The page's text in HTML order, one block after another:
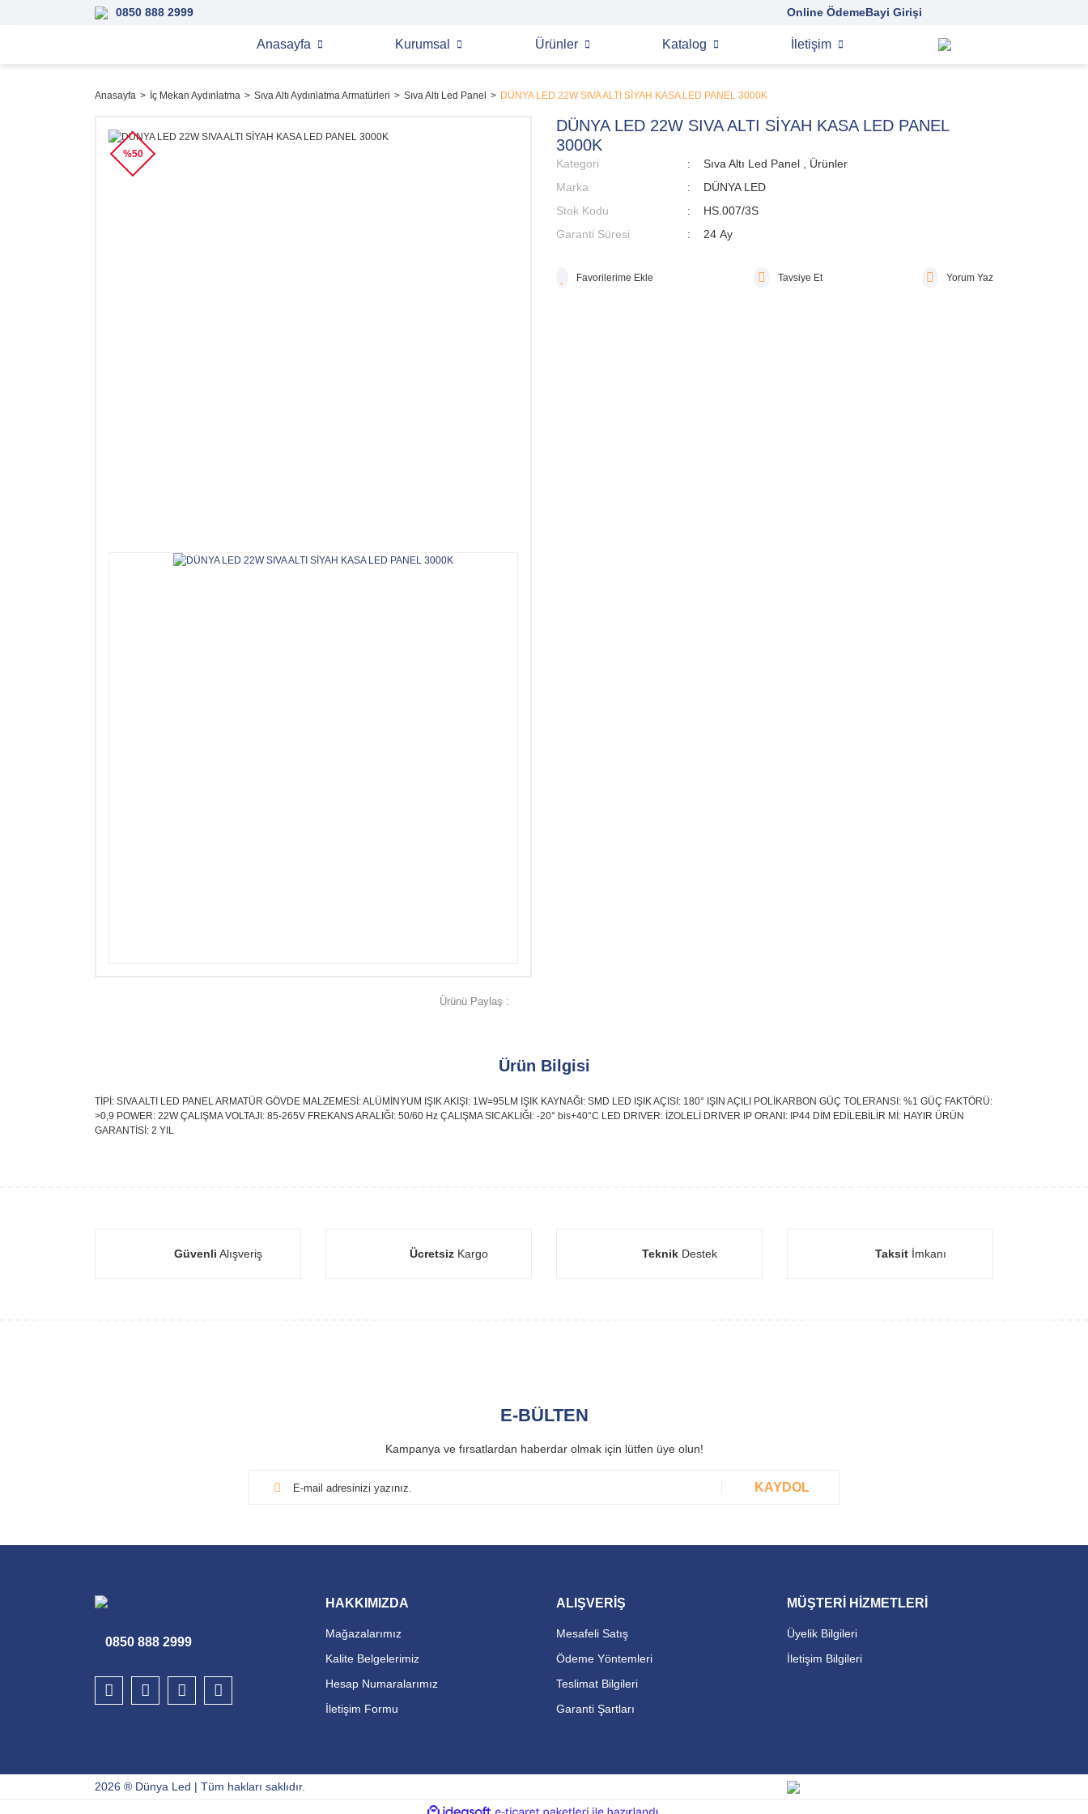
0850 888 2999 Online ÖdemeBayi Girişi
Anasayfa Kurumsal Ürünler Katalog İletişim
Anasayfa İç Mekan Aydınlatma Sıva Altı Aydınlatma Armatürleri Sıva Altı Led Panel DÜNYA LED 22W SIVA ALTI SİYAH KASA LED PANEL 3000K
%50
Ürünü Paylaş :
DÜNYA LED 22W SIVA ALTI SİYAH KASA LED PANEL
3000K
Kategori Sıva Altı Led Panel
Ürünler
Marka
DÜNYA LED
Stok Kodu
HS.007/3S
Garanti Süresi
24 Ay
Tavsiye Et Yorum Yaz
Ürün Bilgisi
TİPİ: SIVA ALTI LED PANEL ARMATÜR GÖVDE MALZEMESİ: ALÜMİNYUM IŞIK AKIŞI: 1W=95LM IŞIK KAYNAĞI: SMD LED IŞIK AÇISI: 180° IŞIN AÇILI POLİKARBON GÜÇ TOLERANSI: %1 GÜÇ FAKTÖRÜ:
>0,9 POWER: 22W ÇALIŞMA VOLTAJI: 85-265V FREKANS ARALIĞI: 50/60 Hz ÇALIŞMA SICAKLIĞI: -20° bis+40°C LED DRIVER: İZOLELİ DRIVER IP ORANI: IP44 DİM EDİLEBİLİR Mİ: HAYIR ÜRÜN
GARANTİSİ: 2 YIL
Güvenli Alışveriş Ücretsiz Kargo Teknik Destek Taksitİmkanı
E-BÜLTEN
Kampanya ve fırsatlardan haberdar olmak için lütfen üye olun!
KAYDOL
0850 888 2999
HAKKIMIZDA
Mağazalarımız
Kalite Belgelerimiz
Hesap Numaralarımız
İletişim Formu
ALIŞVERİŞ
Mesafeli Satış
Ödeme Yöntemleri
Teslimat Bilgileri
Garanti Şartları
MÜŞTERİ HİZMETLERİ
Üyelik Bilgileri
İletişim Bilgileri
2026 ® Dünya Led | Tüm hakları saklıdır.